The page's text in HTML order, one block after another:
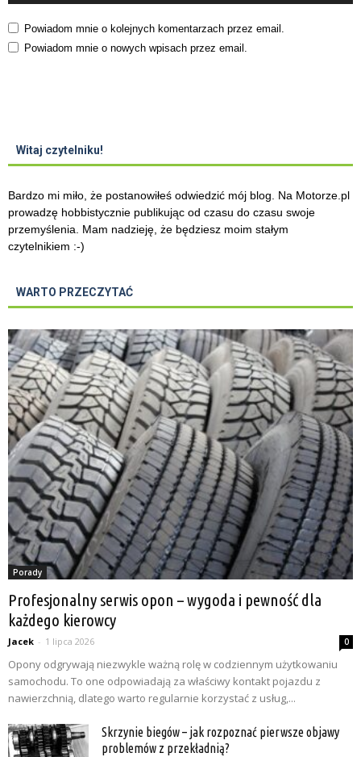
Powiadom mnie o kolejnych komentarzach przez email.
Powiadom mnie o nowych wpisach przez email.
Witaj czytelniku!
Bardzo mi miło, że postanowiłeś odwiedzić mój blog. Na Motorze.pl
prowadzę hobbistycznie publikując od czasu do czasu swoje
przemyślenia. Mam nadzieję, że będziesz moim stałym
czytelnikiem :-)
WARTO PRZECZYTAĆ
Porady
Profesjonalny serwis opon – wygoda i pewność dla
każdego kierowcy
Jacek - 1 lipca 2026 0
Opony odgrywają niezwykle ważną rolę w codziennym użytkowaniu
samochodu. To one odpowiadają za właściwy kontakt pojazdu z
nawierzchnią, dlatego warto regularnie korzystać z usług,...
Skrzynie biegów – jak rozpoznać pierwsze objawy
problemów z przekładnią?